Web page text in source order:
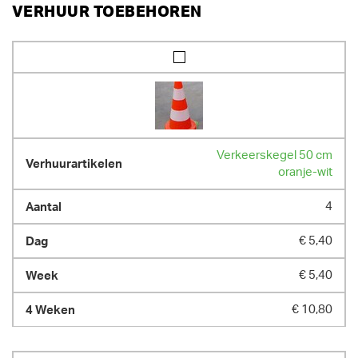
VERHUUR TOEBEHOREN
Verkeerskegel 50 cm
oranje-wit
4
€ 5,40
€ 5,40
€ 10,80